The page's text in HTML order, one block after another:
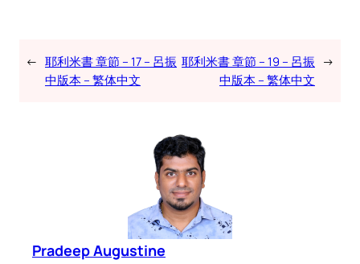
← 耶利米書 章節 – 17 – 呂振
中版本 – 繁体中文
耶利米書 章節 – 19 – 呂振
中版本 – 繁体中文
→
Pradeep Augustine